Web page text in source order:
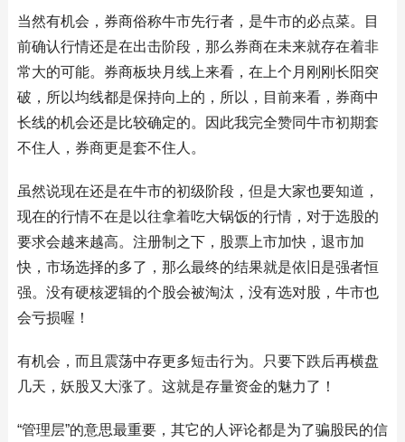
当然有机会，券商俗称牛市先行者，是牛市的必点菜。目
前确认行情还是在出击阶段，那么券商在未来就存在着非
常大的可能。券商板块月线上来看，在上个月刚刚长阳突
破，所以均线都是保持向上的，所以，目前来看，券商中
长线的机会还是比较确定的。因此我完全赞同牛市初期套
不住人，券商更是套不住人。
虽然说现在还是在牛市的初级阶段，但是大家也要知道，
现在的行情不在是以往拿着吃大锅饭的行情，对于选股的
要求会越来越高。注册制之下，股票上市加快，退市加
快，市场选择的多了，那么最终的结果就是依旧是强者恒
强。没有硬核逻辑的个股会被淘汰，没有选对股，牛市也
会亏损喔！
有机会，而且震荡中存更多短击行为。只要下跌后再横盘
几天，妖股又大涨了。这就是存量资金的魅力了！
“管理层”的意思最重要，其它的人评论都是为了骗股民的信